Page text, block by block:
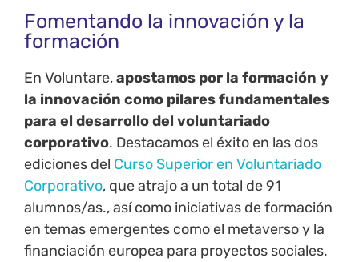
Fomentando la innovación y la
formación
En Voluntare,apostamos por la formación y
la innovación como pilares fundamentales
para el desarrollo del voluntariado
corporativo. Destacamos el éxito en las dos
ediciones del Curso Superior en Voluntariado
Corporativo, que atrajo a un total de 91
alumnos/as., así como iniciativas de formación
en temas emergentes como el metaverso y la
financiación europea para proyectos sociales.